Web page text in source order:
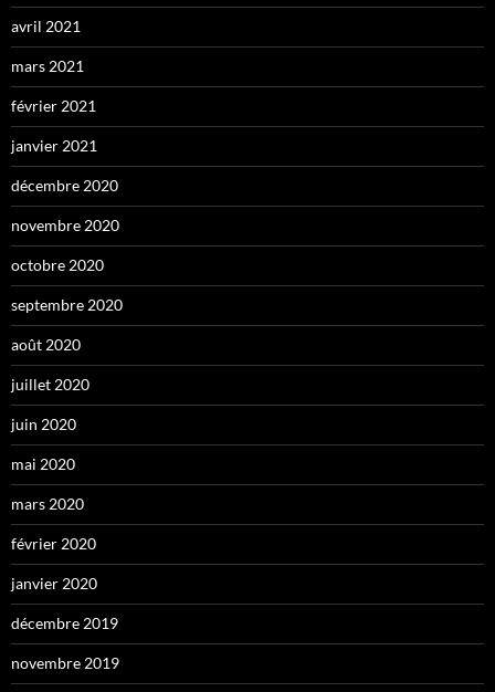
avril 2021
mars 2021
février 2021
janvier 2021
décembre 2020
novembre 2020
octobre 2020
septembre 2020
août 2020
juillet 2020
juin 2020
mai 2020
mars 2020
février 2020
janvier 2020
décembre 2019
novembre 2019